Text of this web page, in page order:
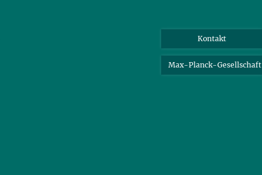
Kontakt
Max-Planck-Gesellschaft